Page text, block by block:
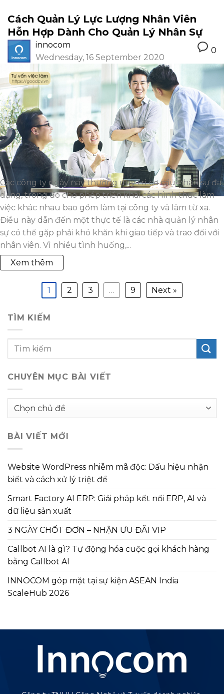
Cách Quản Lý Lực Lượng Nhân Viên
Hỗn Hợp Dành Cho Quản Lý Nhân Sự
innocom
Wednesday, 16 September 2020
0
Các công ty ngày nay thường duy trì cơ cấu nhân sự đa
dạng, trong đó cho phép triển khai các hình thức làm
việc khác nhau bao gồm làm tại công ty và làm từ xa.
Điều này dẫn đến một thực tế là các nhà quản lý nhân
sự có thể gặp phải khó khăn khi giao tiếp và trao đổi với
nhân viên. Vì nhiều tình huống,...
Xem thêm
1 2 3 … 9 Next »
TÌM KIẾM
CHUYÊN MỤC BÀI VIẾT
Chuyên
viết
BÀI VIẾT MỚI
Website WordPress nhiễm mã độc: Dấu hiệu nhận
biết và cách xử lý triệt để
Smart Factory AI ERP: Giải pháp kết nối ERP, AI và
dữ liệu sản xuất
3 NGÀY CHỐT ĐƠN – NHẬN ƯU ĐÃI VIP
Callbot AI là gì? Tự động hóa cuộc gọi khách hàng
bằng Callbot AI
INNOCOM góp mặt tại sự kiện ASEAN India
ScaleHub 2026